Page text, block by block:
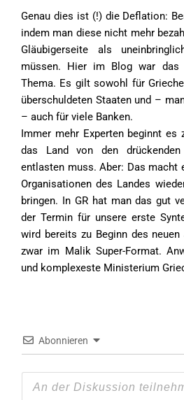
Genau dies ist (!) die Deflation:
indem man diese nicht mehr
Gläubigerseite als
müssen. Hier im Blog war das
Thema. Es gilt sowohl für
überschuldeten Staaten und –
– auch für viele Banken.
Immer mehr Experten beginnt es
das Land von den drückenden
entlasten muss. Aber: Das macht
Organisationen des Landes
bringen. In GR hat man das gut
der Termin für unsere erste
wird bereits zu Beginn des
zwar im Malik Super-Format.
und komplexeste Ministerium
Abonnieren